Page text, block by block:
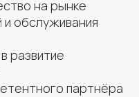
на рынке
и обслуживания
развитие
партнёра